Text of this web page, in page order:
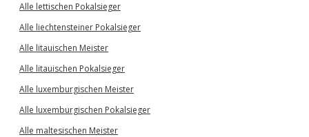
Alle lettischen Pokalsieger
Alle liechtensteiner Pokalsieger
Alle litauischen Meister
Alle litauischen Pokalsieger
Alle luxemburgischen Meister
Alle luxemburgischen Pokalsieger
Alle maltesischen Meister